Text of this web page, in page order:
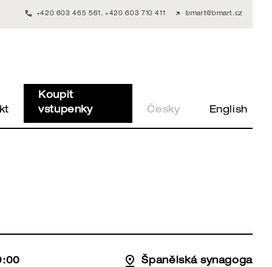
+420 603 465 561 , +420 603 710 411 bmart@bmart.cz
Koupit
vstupenky
Česky English
Španělská synagoga